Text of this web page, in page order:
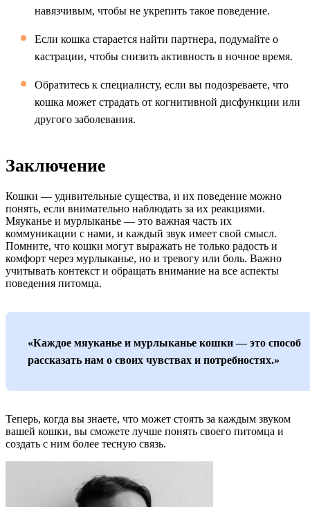
навязчивым, чтобы не укрепить такое поведение.
Если кошка старается найти партнера, подумайте о
кастрации, чтобы снизить активность в ночное время.
Обратитесь к специалисту, если вы подозреваете, что
кошка может страдать от когнитивной дисфункции или
другого заболевания.
Заключение
Кошки — удивительные существа, и их поведение можно
понять, если внимательно наблюдать за их реакциями.
Мяуканье и мурлыканье — это важная часть их
коммуникации с нами, и каждый звук имеет свой смысл.
Помните, что кошки могут выражать не только радость и
комфорт через мурлыканье, но и тревогу или боль. Важно
учитывать контекст и обращать внимание на все аспекты
поведения питомца.
«Каждое мяуканье и мурлыканье кошки — это способ
рассказать нам о своих чувствах и потребностях.»
Теперь, когда вы знаете, что может стоять за каждым звуком
вашей кошки, вы сможете лучше понять своего питомца и
создать с ним более тесную связь.